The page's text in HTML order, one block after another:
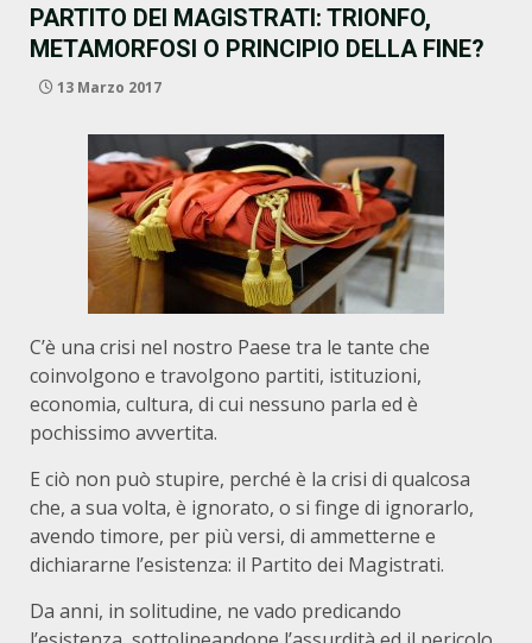
PARTITO DEI MAGISTRATI: TRIONFO,
METAMORFOSI O PRINCIPIO DELLA FINE?
13 Marzo 2017
C’è una crisi nel nostro Paese tra le tante che
coinvolgono e travolgono partiti, istituzioni,
economia, cultura, di cui nessuno parla ed è
pochissimo avvertita.
E ciò non può stupire, perché è la crisi di qualcosa
che, a sua volta, è ignorato, o si finge di ignorarlo,
avendo timore, per più versi, di ammetterne e
dichiararne l’esistenza: il Partito dei Magistrati.
Da anni, in solitudine, ne vado predicando